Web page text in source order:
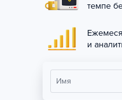
темпе
и
Имя